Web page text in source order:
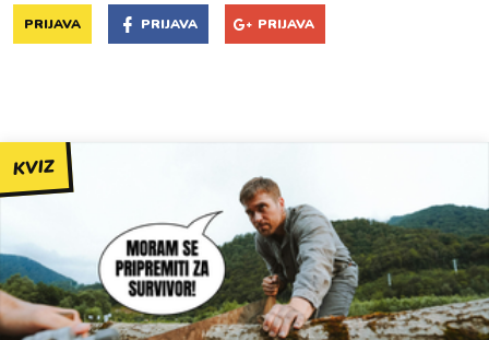
PRIJAVA PRIJAVA PRIJAVA
KVIZ